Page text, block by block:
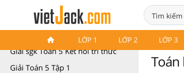
LỚP 1 LỚP 2 LỚP 3
Toán 5 Kết nối tri thức
Giải sgk Toán 5 Kết nối tri thức
Giải Toán 5 Tập 1
Toán